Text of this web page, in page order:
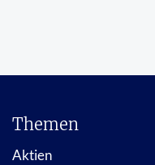
Themen
Aktien